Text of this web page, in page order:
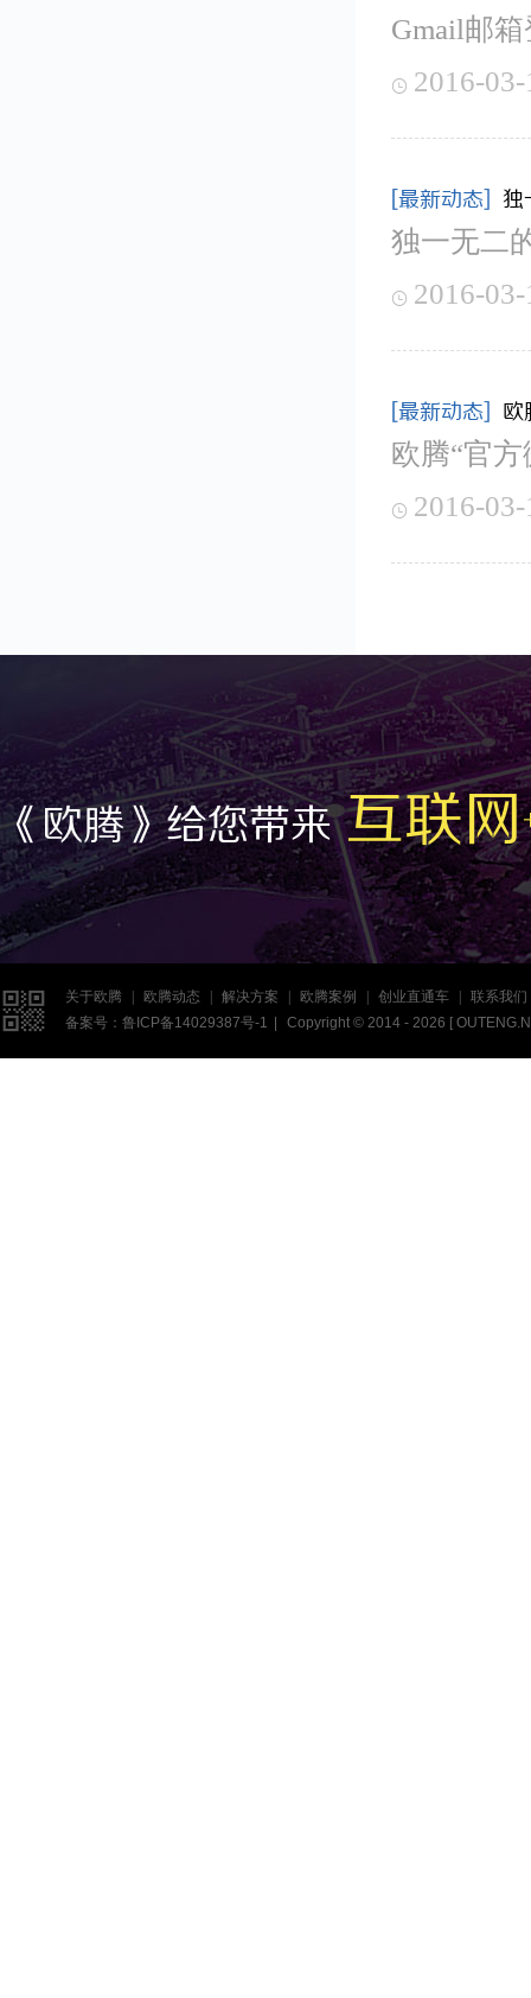
Gmail邮
 2016-
[最新动态] 独
独一无二
 2016-
[最新动态] 欧
欧腾“官
 2016-
《欧腾》给您带来互联网
 关于欧腾 欧腾动态 解决方案 欧腾案例 创业直通车
联系我们
备案号： 鲁ICP备14029387号-1 Copyright © 2014 - 2026 [